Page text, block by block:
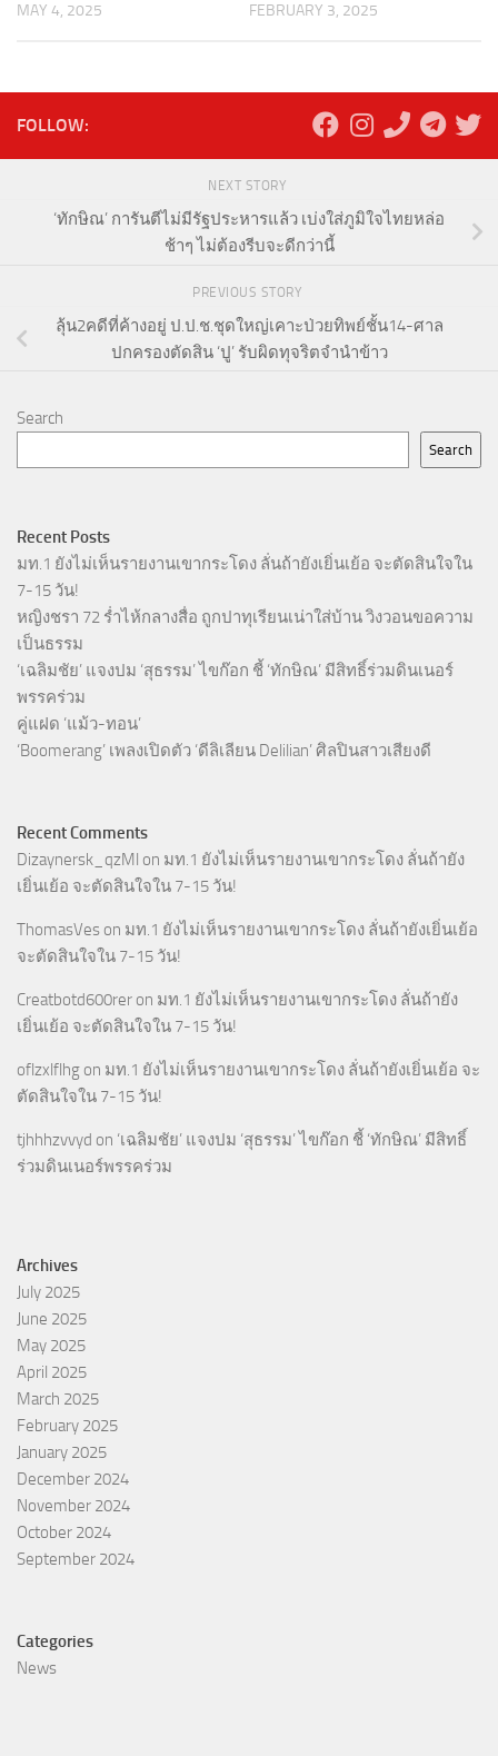
MAY 4, 2025 FEBRUARY 3, 2025
FOLLOW:
NEXT STORY
‘ทักษิณ’ การันตีไม่มีรัฐประหารแล้ว เบ่งใส่ภูมิใจไทยหล่อ
ช้าๆ ไม่ต้องรีบจะดีกว่านี้
PREVIOUS STORY
ลุ้น2คดีที่ค้างอยู่ ป.ป.ช.ชุดใหญ่เคาะป่วยทิพย์ชั้น14-ศาล
ปกครองตัดสิน ‘ปู’ รับผิดทุจริตจำนำข้าว
Search
Search
Recent Posts
มท.1 ยังไม่เห็นรายงานเขากระโดง ลั่นถ้ายังเยิ่นเย้อ จะตัดสินใจใน
7-15 วัน!
หญิงชรา 72 ร่ำไห้กลางสื่อ ถูกปาทุเรียนเน่าใส่บ้าน วิงวอนขอความ
เป็นธรรม
‘เฉลิมชัย’ แจงปม ‘สุธรรม’ ไขก๊อก ชี้ ‘ทักษิณ’ มีสิทธิ์ร่วมดินเนอร์
พรรคร่วม
คู่แฝด ‘แม้ว-ทอน’
‘Boomerang’ เพลงเปิดตัว ‘ดีลิเลียน Delilian’ ศิลปินสาวเสียงดี
Recent Comments
Dizaynersk_qzMl on มท.1 ยังไม่เห็นรายงานเขากระโดง ลั่นถ้ายัง
เยิ่นเย้อ จะตัดสินใจใน 7-15 วัน!
ThomasVes on มท.1 ยังไม่เห็นรายงานเขากระโดง ลั่นถ้ายังเยิ่นเย้อ
จะตัดสินใจใน 7-15 วัน!
Creatbotd600rer on มท.1 ยังไม่เห็นรายงานเขากระโดง ลั่นถ้ายัง
เยิ่นเย้อ จะตัดสินใจใน 7-15 วัน!
oflzxlflhg on มท.1 ยังไม่เห็นรายงานเขากระโดง ลั่นถ้ายังเยิ่นเย้อ จะ
ตัดสินใจใน 7-15 วัน!
tjhhhzvvyd on ‘เฉลิมชัย’ แจงปม ‘สุธรรม’ ไขก๊อก ชี้ ‘ทักษิณ’ มีสิทธิ์
ร่วมดินเนอร์พรรคร่วม
Archives
July 2025
June 2025
May 2025
April 2025
March 2025
February 2025
January 2025
December 2024
November 2024
October 2024
September 2024
Categories
News